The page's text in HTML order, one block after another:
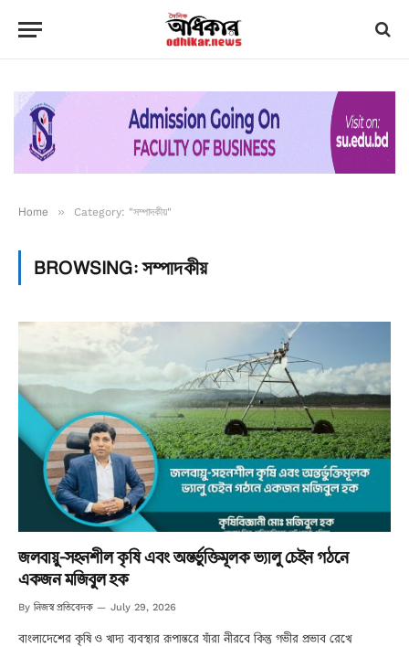
Home » Category: "সম্পাদকীয়"
BROWSING:সম্পাদকীয়
জলবায়ু-সহনশীল কৃষি এবং অন্তর্ভুক্তিমূলক ভ্যালু চেইন গঠনে
একজন মজিবুল হক
By নিজস্ব প্রতিবেদক July 29, 2026
বাংলাদেশের কৃষি ও খাদ্য ব্যবস্থার রূপান্তরে যাঁরা নীরবে কিন্তু গভীর প্রভাব রেখে